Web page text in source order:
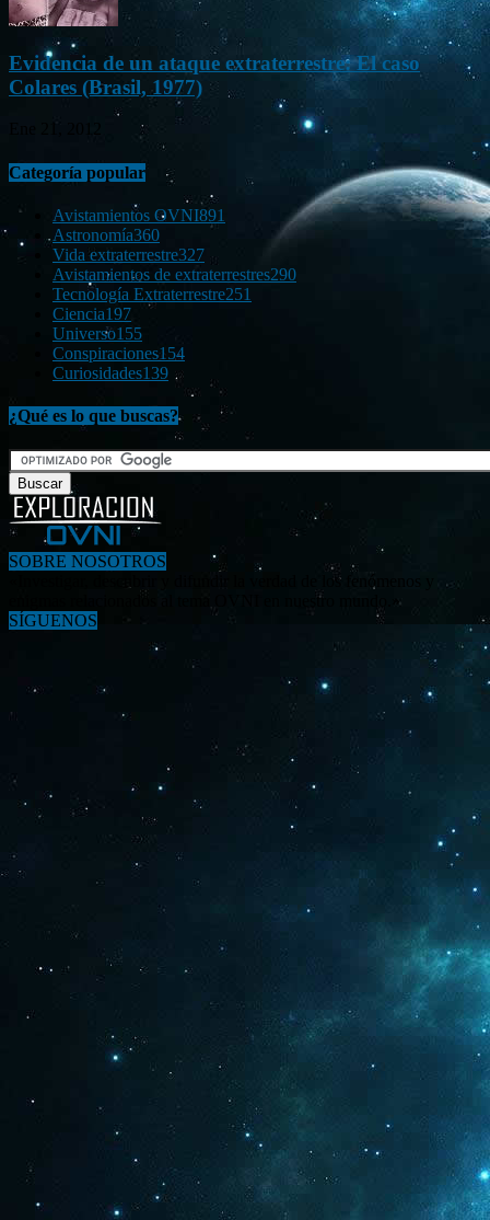
Evidencia de un ataque extraterrestre: El caso
Colares (Brasil, 1977)
Categoría popular
Avistamientos OVNI891
Astronomía360
Vida extraterrestre327
Avistamientos de extraterrestres290
Tecnología Extraterrestre251
Ciencia197
Universo155
Conspiraciones154
Curiosidades139
¿Qué es lo que buscas?
SOBRE NOSOTROS
«Investigar, descubrir y difundir la verdad de los fenómenos y
enigmas relacionados al tema OVNI en nuestro mundo.»
SÍGUENOS